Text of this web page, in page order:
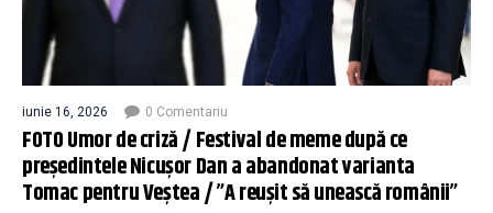
iunie 16, 2026 0 Comentariu
FOTO Umor de criză / Festival de meme după ce
președintele Nicușor Dan a abandonat varianta
Tomac pentru Veștea / ”A reușit să unească românii”